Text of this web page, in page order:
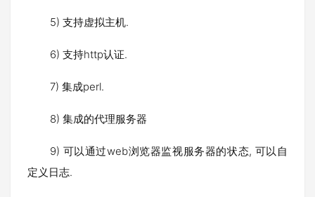
5) 支持虚拟主机.
6) 支持http认证.
7) 集成perl.
8) 集成的代理服务器
9) 可以通过web浏览器监视服务器的状态, 可以自
定义日志.